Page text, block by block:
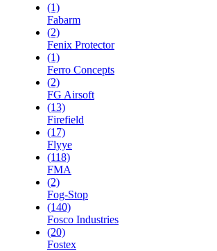
(1)
Fabarm
(2)
Fenix Protector
(1)
Ferro Concepts
(2)
FG Airsoft
(13)
Firefield
(17)
Flyye
(118)
FMA
(2)
Fog-Stop
(140)
Fosco Industries
(20)
Fostex